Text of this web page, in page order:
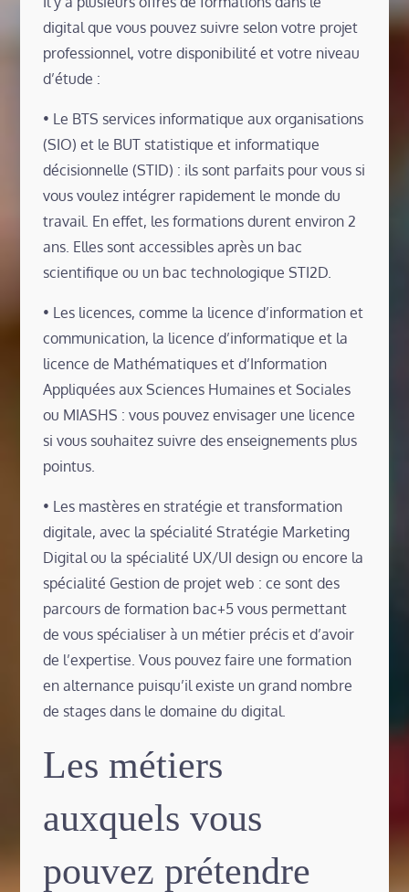
digital que vous pouvez suivre selon votre projet
professionnel, votre disponibilité et votre niveau
d’étude :
• Le BTS services informatique aux organisations
(SIO) et le BUT statistique et informatique
décisionnelle (STID) : ils sont parfaits pour vous si
vous voulez intégrer rapidement le monde du
travail. En effet, les formations durent environ 2
ans. Elles sont accessibles après un bac
scientifique ou un bac technologique STI2D.
• Les licences, comme la licence d’information et
communication, la licence d’informatique et la
licence de Mathématiques et d’Information
Appliquées aux Sciences Humaines et Sociales
ou MIASHS : vous pouvez envisager une licence
si vous souhaitez suivre des enseignements plus
pointus.
• Les mastères en stratégie et transformation
digitale, avec la spécialité Stratégie Marketing
Digital ou la spécialité UX/UI design ou encore la
spécialité Gestion de projet web : ce sont des
parcours de formation bac+5 vous permettant
de vous spécialiser à un métier précis et d’avoir
de l’expertise. Vous pouvez faire une formation
en alternance puisqu’il existe un grand nombre
de stages dans le domaine du digital.
Les métiers
auxquels vous
pouvez prétendre